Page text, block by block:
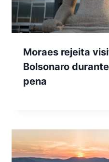
Moraes rejeita
Bolsonaro
pena